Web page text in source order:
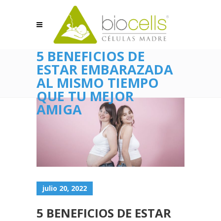
5 BENEFICIOS DE
ESTAR EMBARAZADA
AL MISMO TIEMPO
QUE TU MEJOR
AMIGA
julio 20, 2022
5 BENEFICIOS DE ESTAR